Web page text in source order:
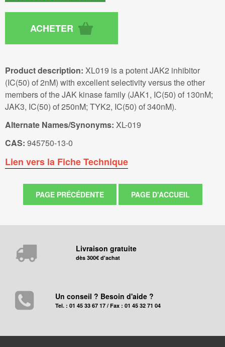
Product description: XL019 is a potent JAK2 inhibitor
(IC(50) of 2nM) with excellent selectivity versus the other
members of the JAK kinase family (JAK1, IC(50) of 130nM;
JAK3, IC(50) of 250nM; TYK2, IC(50) of 340nM).
Alternate Names/Synonyms: XL-019
CAS: 945750-13-0
Lien vers la Fiche Technique
Livraison gratuite
dès 300€ d'achat
Un conseil ? Besoin d'aide ?
Tel. : 01 45 33 67 17 / Fax : 01 45 32 71 04